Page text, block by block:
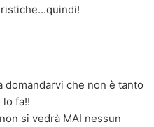
domandarvi che non è tanto
lo fa!!
si vedrà MAI nessun